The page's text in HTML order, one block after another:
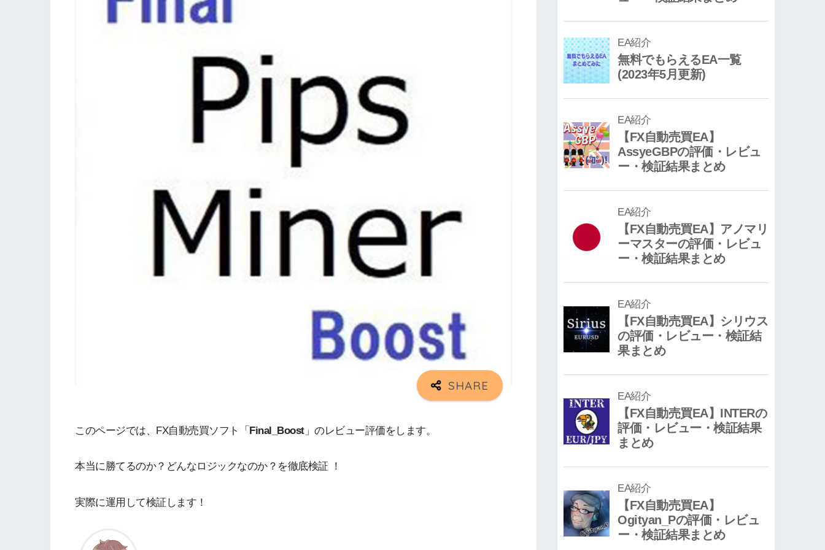
このページでは、FX自動売買ソフト「 Final_Boost」のレビュー評価をします。
本当に勝てるのか？どんなロジックなのか？を徹底検証 ！
実際に運用して検証します！